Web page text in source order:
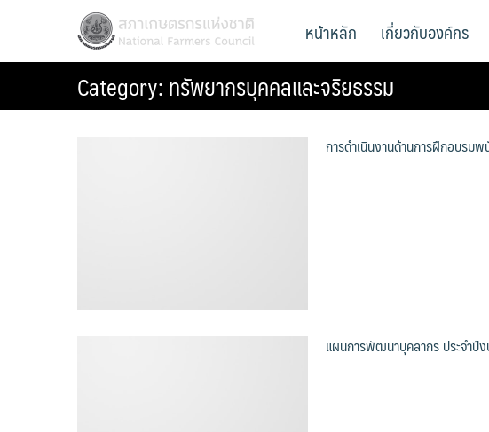
สภาเกษตรกรแห่งชาติ
National Farmers Council หน้าหลัก เกี่ยวกับองค์กร
Category:ทรัพยากรบุคคลและจริยธรรม
การดำเนินงานด้านการฝึกอบร
แผนการพัฒนาบุคลากร ประจำ